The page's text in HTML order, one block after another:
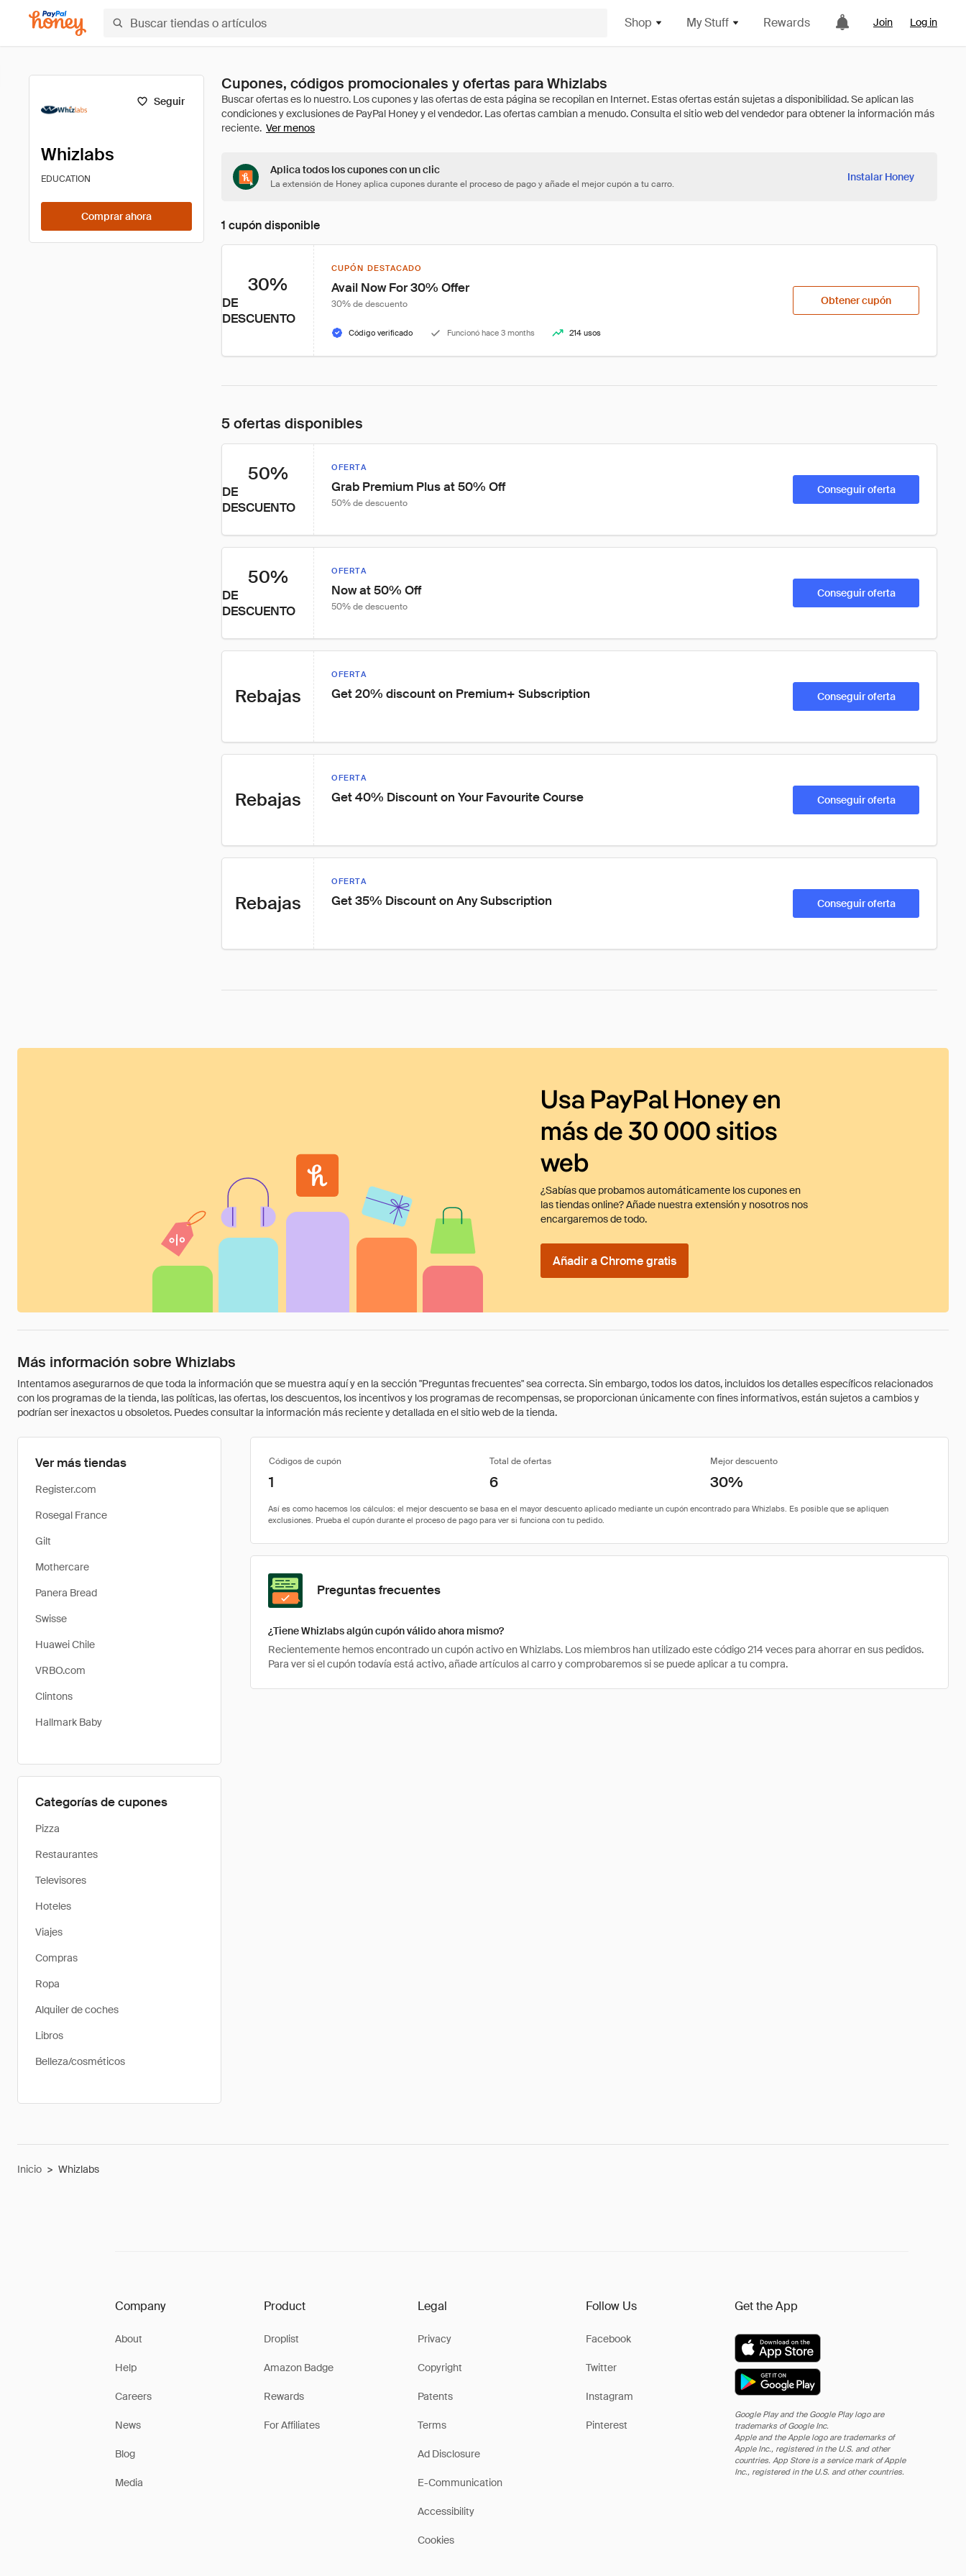
Shop My Stuff Rewards Join Log in
Seguir
Whizlabs
EDUCATION
Comprar ahora
Cupones, códigos promocionales y ofertas para Whizlabs
Ver menos
Aplica todos los cupones con un clic
La extensión de Honey aplica cupones durante el proceso de pago y añade el mejor cupón a tu carro.
Instalar Honey
1 cupón disponible
30%
DE
DESCUENTO
CUPÓN DESTACADO
Avail Now For 30% Offer
30% de descuento
Código verificado Funcionó hace 3 months 214 usos
Obtener cupón
5 ofertas disponibles
50%
DE
DESCUENTO
OFERTA
Grab Premium Plus at 50% Off
50% de descuento
Conseguir oferta
50%
DE
DESCUENTO
OFERTA
Now at 50% Off
50% de descuento
Conseguir oferta
Rebajas
OFERTA
Get 20% discount on Premium+ Subscription Conseguir oferta
Rebajas
OFERTA
Get 40% Discount on Your Favourite Course Conseguir oferta
Rebajas
OFERTA
Get 35% Discount on Any Subscription Conseguir oferta
Usa PayPal Honey en
más de 30 000 sitios
web
¿Sabías que probamos automáticamente los cupones en
las tiendas online? Añade nuestra extensión y nosotros nos
encargaremos de todo.
Añadir a Chrome gratis
Más información sobre Whizlabs
Intentamos asegurarnos de que toda la información que se muestra aquí y en la sección "Preguntas frecuentes" sea correcta. Sin embargo, todos los datos, incluidos los detalles específicos relacionados
con los programas de la tienda, las políticas, las ofertas, los descuentos, los incentivos y los programas de recompensas, se proporcionan únicamente con fines informativos, están sujetos a cambios y
podrían ser inexactos u obsoletos. Puedes consultar la información más reciente y detallada en el sitio web de la tienda.
Ver más tiendas
Register.com
Rosegal France
Gilt
Mothercare
Panera Bread
Swisse
Huawei Chile
VRBO.com
Clintons
Hallmark Baby
Categorías de cupones
Pizza
Restaurantes
Televisores
Hoteles
Viajes
Compras
Ropa
Alquiler de coches
Libros
Belleza/cosméticos
Códigos de cupón Total de ofertas Mejor descuento
1 6 30%
Preguntas frecuentes
¿Tiene Whizlabs algún cupón válido ahora mismo?
Recientemente hemos encontrado un cupón activo en Whizlabs. Los miembros han utilizado este código 214 veces para ahorrar en sus pedidos.
Para ver si el cupón todavía está activo, añade artículos al carro y comprobaremos si se puede aplicar a tu compra.
Inicio > Whizlabs
Company
About
Help
Careers
News
Blog
Media
Product
Droplist
Amazon Badge
Rewards
For Affiliates
Legal
Privacy
Copyright
Patents
Terms
Ad Disclosure
E-Communication
Accessibility
Cookies
Follow Us
Facebook
Twitter
Instagram
Pinterest
Get the App
Google Play and the Google Play logo are
trademarks of Google Inc.
Apple and the Apple logo are trademarks of
Apple Inc., registered in the U.S. and other
countries. App Store is a service mark of Apple
Inc., registered in the U.S. and other countries.